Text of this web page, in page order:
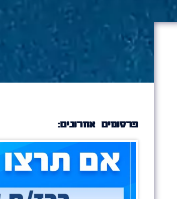
פרסומים אחרונים: